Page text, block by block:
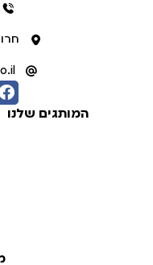
המותגים שלנו
חרושת 68